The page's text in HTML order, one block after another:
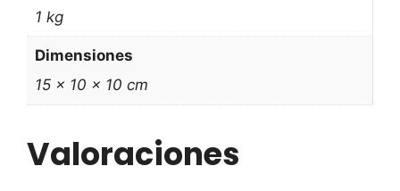
1 kg
Dimensiones
15 × 10 × 10 cm
Valoraciones